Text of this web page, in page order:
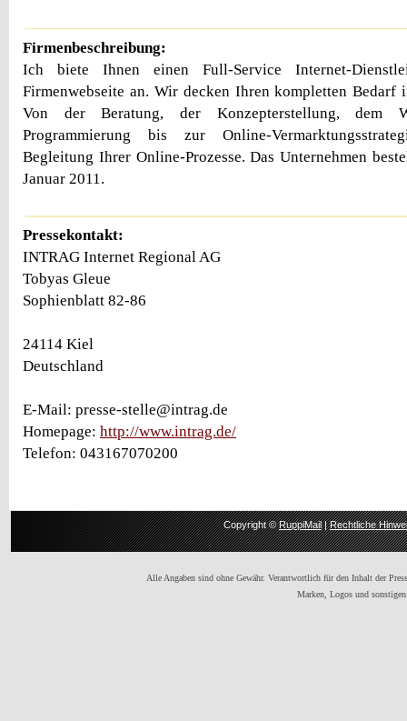
Firmenbeschreibung:
Ich biete Ihnen einen Full-Service Internet-
Firmenwebseite an. Wir decken Ihren kompletten Bedarf
Von der Beratung, der Konzepterstellung, dem
Programmierung bis zur Online-
Begleitung Ihrer Online-Prozesse. Das Unternehmen
Januar 2011.
Pressekontakt:
INTRAG Internet Regional AG
Tobyas Gleue
Sophienblatt 82-86
24114 Kiel
Deutschland
E-Mail: presse-stelle@intrag.de
Homepage: http://www.intrag.de/
Telefon: 043167070200
Copyright ©RuppiMail|Rechtliche
Alle Angaben sind ohne Gewähr. Verantwortlich für den Inhalt der
Marken, Logos und